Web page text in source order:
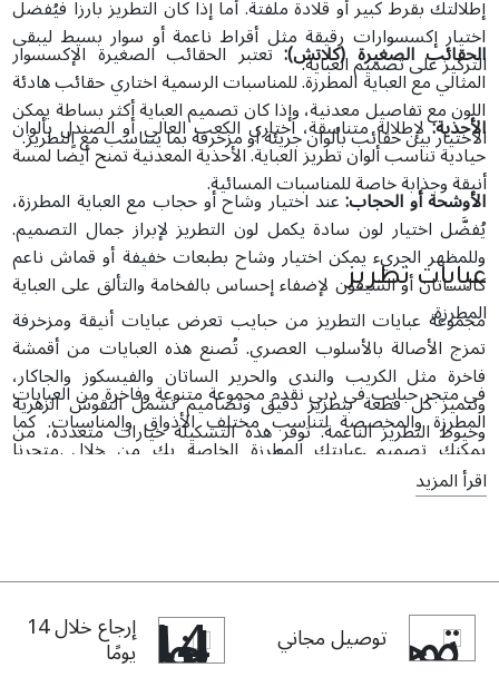
إطلالتك بقرط كبير أو قلادة ملفتة. أما إذا كان التطريز بارزاً فيُفضل
اختيار إكسسوارات رقيقة مثل أقراط ناعمة أو سوار بسيط ليبقى
التركيز على تصميم العباية.
الحقائب الصغيرة (كلاتش):تعتبر الحقائب الصغيرة الإكسسوار
المثالي مع العباية المطرزة. للمناسبات الرسمية اختاري حقائب هادئة
اللون مع تفاصيل معدنية، وإذا كان تصميم العباية أكثر بساطة يمكن
الاختيار بين حقائب بألوان جريئة أو مزخرفة بما يتناسب مع التطريز.
الأحذية:لإطلالة متناسقة، اختاري الكعب العالي أو الصندل بألوان
حيادية تناسب ألوان تطريز العباية. الأحذية المعدنية تمنح أيضًا لمسة
أنيقة وجذابة خاصة للمناسبات المسائية.
الأوشحة أو الحجاب:عند اختيار وشاح أو حجاب مع العباية المطرزة،
يُفضَّل اختيار لون سادة يكمل لون التطريز لإبراز جمال التصميم.
وللمظهر الجريء يمكن اختيار وشاح بطبعات خفيفة أو قماش ناعم
كالسـاتان أو الشيفون لإضفاء إحساس بالفخامة والتألق على العباية
المطرزة.
عبايات تطريز
مجموعة عبايات التطريز من حبايب تعرض عبايات أنيقة ومزخرفة
تمزج الأصالة بالأسلوب العصري. تُصنع هذه العبايات من أقمشة
فاخرة مثل الكريب والندى والحرير الساتان والفيسكوز والجاكار،
وتتميز كل قطعة بتطريز دقيق وتصاميم تشمل النقوش الزهرية
وخيوط التطريز الناعمة. توفر هذه التشكيلة خيارات متعددة، من
العبايات الكلاسيكية ذات الأكمام الطويلة إلى التصاميم الحديثة
المفتوحة من الأمام، وكلها مُزيَّنة بتطريز متقن على الأكمام والصدر
في متجر حبايب في دبي نقدم مجموعة متنوعة وفاخرة من العبايات
المطرزة والمخصصة لتناسب مختلف الأذواق والمناسبات. كما
يمكنك تصميم عبايتك المطرزة الخاصة بك من خلال متجرنا
الإلكتروني، حيث نوفر تشكيلة واسعة من الأقمشة الفاخرة مع
إمكانية إضافة تفاصيل دقيقة كالحبات الكريستال أو الدانتيل أو
اقرأ المزيد
توصيل مجاني إرجاع خلال 14
يومًا